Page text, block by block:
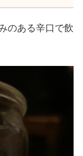
のある辛口で飲